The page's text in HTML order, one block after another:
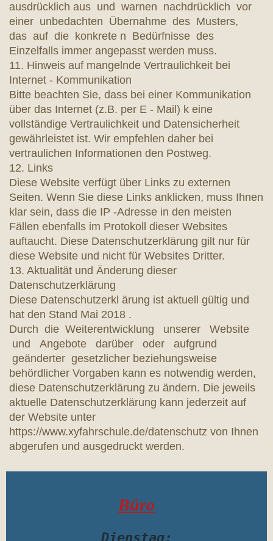
ausdrücklich aus und warnen nachdrücklich vor
einer unbedachten Übernahme des Musters,
das auf die konkrete n Bedürfnisse des
Einzelfalls immer angepasst werden muss.
11. Hinweis auf mangelnde Vertraulichkeit bei
Internet - Kommunikation
Bitte beachten Sie, dass bei einer Kommunikation
über das Internet (z.B. per E - Mail) k eine
vollständige Vertraulichkeit und Datensicherheit
gewährleistet ist. Wir empfehlen daher bei
vertraulichen Informationen den Postweg.
12. Links
Diese Website verfügt über Links zu externen
Seiten. Wenn Sie diese Links anklicken, muss Ihnen
klar sein, dass die IP -Adresse in den meisten
Fällen ebenfalls im Protokoll dieser Websites
auftaucht. Diese Datenschutzerklärung gilt nur für
diese Website und nicht für Websites Dritter.
13. Aktualität und Änderung dieser
Datenschutzerklärung
Diese Datenschutzerkl ärung ist aktuell gültig und
hat den Stand Mai 2018 .
Durch die Weiterentwicklung unserer Website
und Angebote darüber oder aufgrund
geänderter gesetzlicher beziehungsweise
behördlicher Vorgaben kann es notwendig werden,
diese Datenschutzerklärung zu ändern. Die jeweils
aktuelle Datenschutzerklärung kann jederzeit auf
der Website unter
https://www.xyfahrschule.de/datenschutz von Ihnen
abgerufen und ausgedruckt werden.
Büro
Dienstag: